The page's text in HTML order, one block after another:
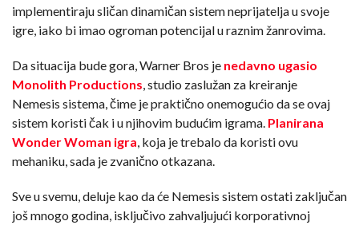
implementiraju sličan dinamičan sistem neprijatelja u svoje
igre, iako bi imao ogroman potencijal u raznim žanrovima.
Da situacija bude gora, Warner Bros je nedavno ugasio
Monolith Productions , studio zaslužan za kreiranje
Nemesis sistema, čime je praktično onemogućio da se ovaj
sistem koristi čak i u njihovim budućim igrama. Planirana
Wonder Woman igra , koja je trebalo da koristi ovu
mehaniku, sada je zvanično otkazana.
Sve u svemu, deluje kao da će Nemesis sistem ostati zaključan
još mnogo godina, isključivo zahvaljujući korporativnoj